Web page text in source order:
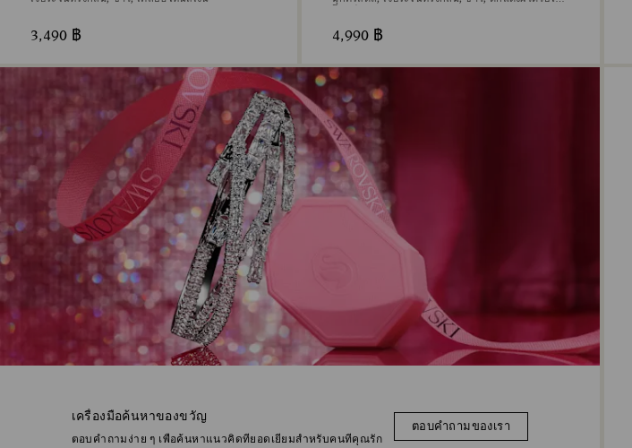
เครื่องมือค้นหาของขวัญ
ตอบคําถามง่าย ๆ เพื่อค้นหาแนวคิดที่ยอดเยี่ยมสําหรับคนที่คุณรัก
ตอบคำถามของเรา
3,490 ฿ 4,990 ฿